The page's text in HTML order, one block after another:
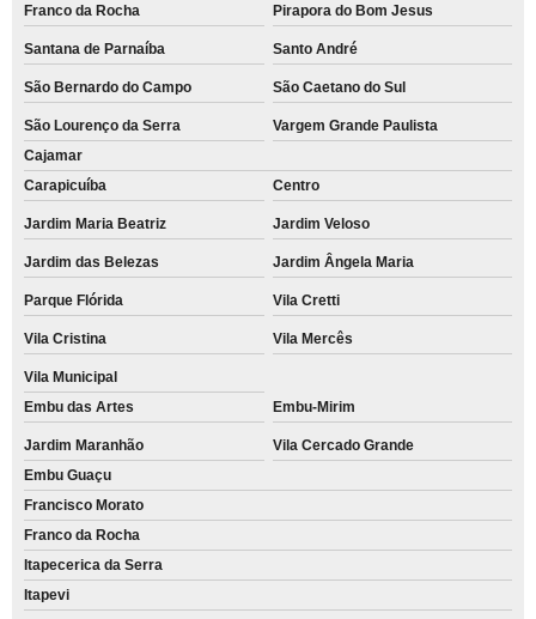
Franco da Rocha Pirapora do Bom Jesus
Santana de Parnaíba Santo André
São Bernardo do Campo São Caetano do Sul
São Lourenço da Serra
Vargem Grande Paulista
Cajamar
Carapicuíba
Centro
Jardim Maria Beatriz Jardim Veloso
Jardim das Belezas Jardim Ângela Maria
Parque Flórida Vila Cretti
Vila Cristina Vila Mercês
Vila Municipal
Embu das Artes
Embu-Mirim
Jardim Maranhão
Vila Cercado Grande
Embu Guaçu
Francisco Morato
Franco da Rocha
Itapecerica da Serra
Itapevi